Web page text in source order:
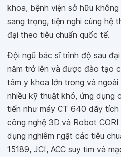
khoa, bệnh viện sở hữu
sang trọng, tiện nghi cùng hệ
đại theo tiêu chuẩn quốc tế.
Đội ngũ bác sĩ trình độ sau
năm trở lên và được đào tạo
tâm y khoa lớn trong và ngoài
nhiều kỹ thuật khó, ứng dụng
tiến như máy CT 640 dãy tích
công nghệ 3D và Robot
dụng nghiêm ngặt các tiêu
15189, JCI, ACC suy tim và